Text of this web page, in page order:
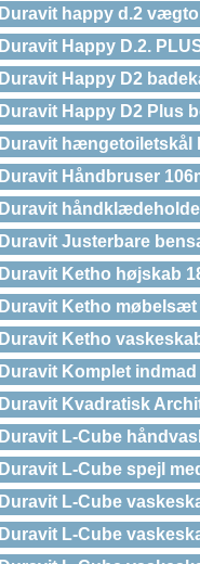
Duravit happy d.2
Duravit Happy D.2.
Duravit Happy D2
Duravit Happy D2 Plus
Duravit hængetoiletskål
Duravit Håndbruser
Duravit
Duravit Justerbare
Duravit Ketho højskab
Duravit Ketho møbelsæt
Duravit Ketho
Duravit Komplet
Duravit Kvadratisk
Duravit L-Cube
Duravit L-Cube spejl
Duravit L-Cube
Duravit L-Cube